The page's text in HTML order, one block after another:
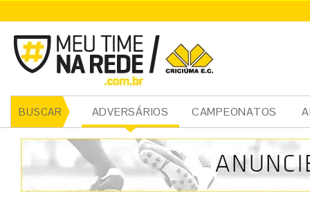
BUSCAR ADVERSÁRIOS CAMPEONATOS
CRICIÚMA